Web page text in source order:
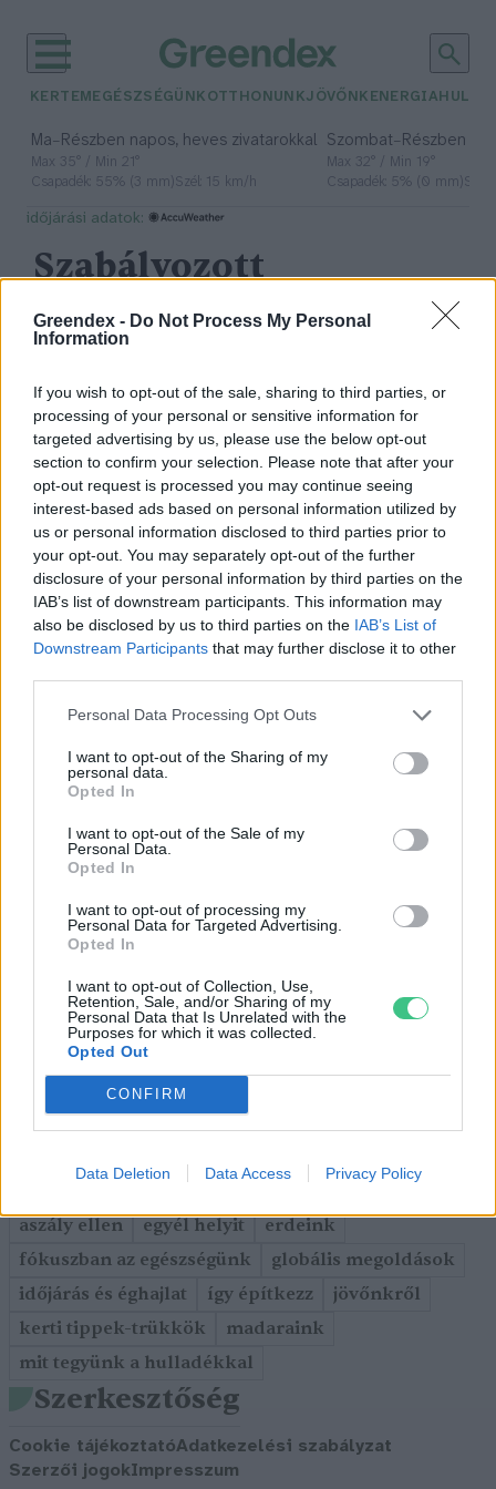
Greendex - Do Not Process My Personal
Information
If you wish to opt-out of the sale, sharing to third parties, or
processing of your personal or sensitive information for
targeted advertising by us, please use the below opt-out
section to confirm your selection. Please note that after your
opt-out request is processed you may continue seeing
interest-based ads based on personal information utilized by
us or personal information disclosed to third parties prior to
your opt-out. You may separately opt-out of the further
disclosure of your personal information by third parties on the
IAB’s list of downstream participants. This information may
also be disclosed by us to third parties on the IAB’s List of
Downstream Participants that may further disclose it to other
Personal Data Processing Opt Outs
I want to opt-out of the Sharing of my
personal data.
Opted In
I want to opt-out of the Sale of my
Personal Data.
Opted In
I want to opt-out of processing my
Personal Data for Targeted Advertising.
Opted In
I want to opt-out of Collection, Use,
Retention, Sale, and/or Sharing of my
Personal Data that Is Unrelated with the
Purposes for which it was collected.
Opted Out
CONFIRM
Data Deletion Data Access Privacy Policy
KERTEM EGÉSZSÉGÜNK OTTHONUNKJÖVŐNK ENERGIA
Ma– Részben napos, heves zivatarokkal
Max 35° / Min 21°
Csapadék: 55% (3 mm)Szél: 15 km/h
Szombat– Részben
Max 32° / Min 19°
Csapadék: 5% (0 mm)
időjárási adatok:
Szabályozott
Tevékenységek
Így függ össze a geotermikus
energia és az ESG – Podcast
Novák Zsombor
A Pannon-tenger ősi erejét hívja
segítségül az energiaválságban
Magyarország
Greendex
Rovatok
KERTEM
OTTHONUNK
HULLADÉK
GAZDASÁG
JÖVŐNK
EGÉSZSÉGÜNK
ENERGIA
GASZTRO
KÖZLEKEDÉS
Kiemelt témák
aszály ellen egyél helyit
erdeink
fókuszban az egészségünk
globális megoldások
időjárás és éghajlat
így építkezz
jövőnkről
kerti tippek-trükkök
madaraink
mit tegyünk a hulladékkal
Szerkesztőség
Cookie tájékoztatóAdatkezelési szabályzat
Szerzői jogokImpresszum